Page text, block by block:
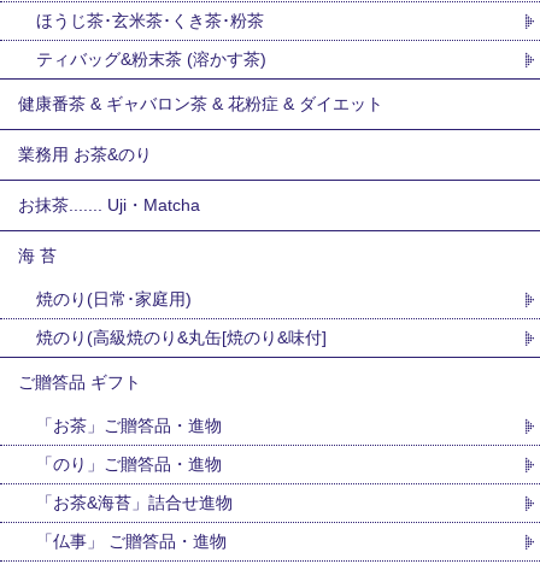
ほうじ茶･玄米茶･くき茶･粉茶
ティバッグ&粉末茶 (溶かす茶)
健康番茶 & ギャバロン茶 & 花粉症 & ダイエット
業務用 お茶&のり
お抹茶....... Uji・Matcha
海 苔
焼のり(日常･家庭用)
焼のり(高級焼のり&丸缶[焼のり&味付]
ご贈答品 ギフト
「お茶」ご贈答品・進物
「のり」ご贈答品・進物
「お茶&海苔」詰合せ進物
「仏事」 ご贈答品・進物